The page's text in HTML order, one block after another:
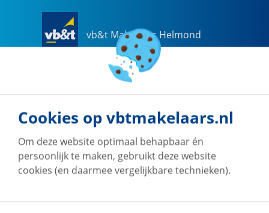
vb&t Makelaars Helmond
Helmond
Naar vestiging
vb&t Makelaars Eindhoven
Cookies op vbtmakelaars.nl
Om deze website optimaal behapbaar én
persoonlijk te maken, gebruikt deze website
cookies (en daarmee vergelijkbare technieken).